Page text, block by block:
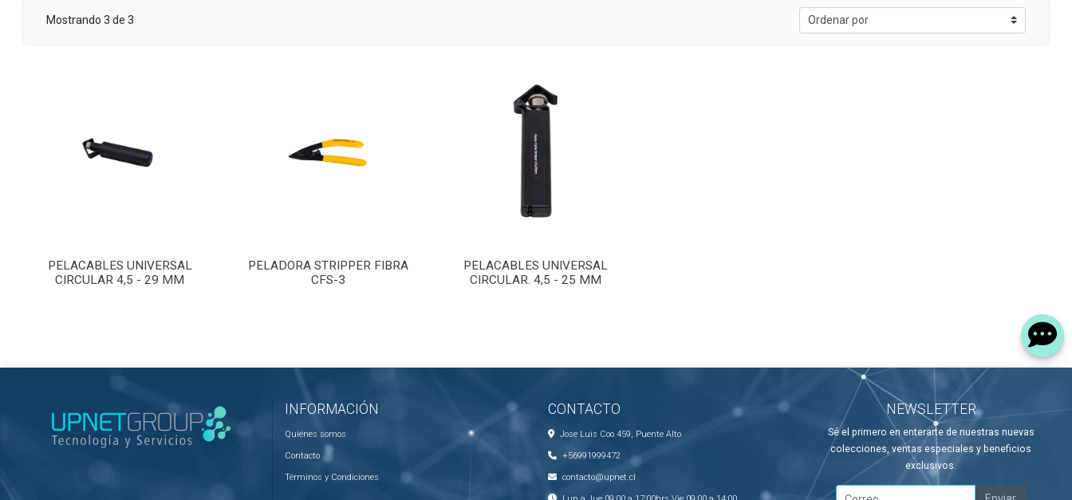
Mostrando 3 de 3
PELACABLES UNIVERSAL
CIRCULAR 4,5 - 29 MM
PELADORA STRIPPER FIBRA
CFS-3
PELACABLES UNIVERSAL
CIRCULAR. 4,5 - 25 MM
INFORMACIÓN
Quiénes somos
Contacto
Términos y Condiciones
CONTACTO
Jose Luis Coo 459, Puente Alto
+56991999472
contacto@upnet.cl
NEWSLETTER
Sé el primero en enterarte de nuestras nuevas
colecciones, ventas especiales y beneficios
exclusivos.